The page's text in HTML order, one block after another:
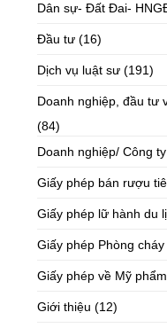
Dân sự- Đất Đai-
Đầu tư (16)
Dịch vụ luật sư (191)
Doanh nghiệp, đầu tư
(84)
Doanh nghiệp/ Công ty
Giấy phép bán rượu
Giấy phép lữ hành du
Giấy phép Phòng
Giấy phép về Mỹ phẩm
Giới thiệu (12)